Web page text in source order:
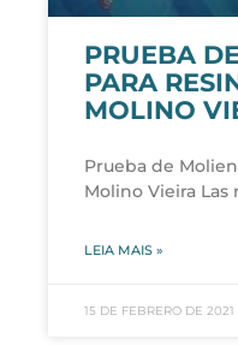
PRUEBA
PARA
MOLINO
Prueba de
Molino Vieira Las
LEIA MAIS »
15 DE FEBRERO DE 2021